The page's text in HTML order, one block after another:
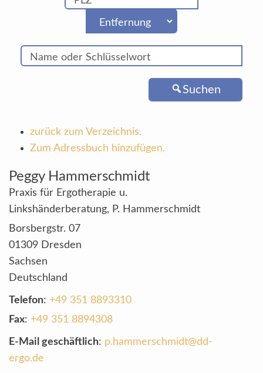
Suchen
zurück zum Verzeichnis.
Zum Adressbuch hinzufügen.
Peggy Hammerschmidt
Praxis für Ergotherapie u.
Linkshänderberatung, P. Hammerschmidt
Borsbergstr. 07
01309 Dresden
Sachsen
Deutschland
Telefon: +49 351 8893310
Fax: +49 351 8894308
E-Mail geschäftlich: p.hammerschmidt@dd-
ergo.de